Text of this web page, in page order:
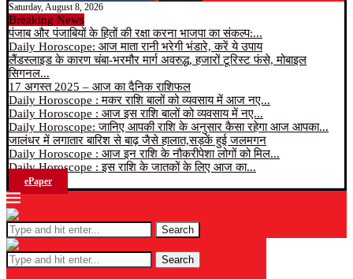
Saturday, August 8, 2026
Breaking News
पंजाब और पंजाबियों के हितों की रक्षा करना भाजपा का संकल्प:...
Daily Horoscope: आज माता रानी भरेगी भंडारे, करें ये उपाय
लैंडस्लाइड के कारण चंबा-भरमौर मार्ग अवरुद्ध, हजारों टूरिस्ट फंसे, मोबाइल
सिगनल...
17 अगस्त 2025 – आज का दैनिक राशिफल
Daily Horoscope : मकर राशि बालों को व्यवसाय में आज नए...
Daily Horoscope : आज इस राशि बालों को व्यवसाय में नए...
Daily Horoscope: जानिए आपकी राशि के अनुसार कैसा रहेगा आज आपका...
जालंधर में लगातार बारिश से बाढ़ जैसे हालात,सड़कें हुई जलमगन
Daily Horoscope : आज इन राशि के नौकरीपेशा लोगों को मिल...
Daily Horoscope : इस राशि के जातकों के लिए आज का...
ePaper
Search
Search